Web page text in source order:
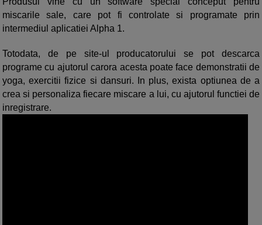
miscarile sale, care pot fi controlate si programate prin
intermediul aplicatiei Alpha 1.
Totodata, de pe site-ul producatorului se pot descarca
programe cu ajutorul carora acesta poate face demonstratii de
yoga, exercitii fizice si dansuri. In plus, exista optiunea de a
crea si personaliza fiecare miscare a lui, cu ajutorul functiei de
inregistrare.